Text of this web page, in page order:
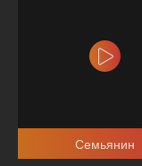
Семьянин